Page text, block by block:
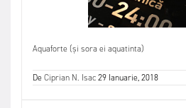
Aquaforte (și sora ei aquatinta)
DeCiprian N. Isac29 Ianuarie, 2018